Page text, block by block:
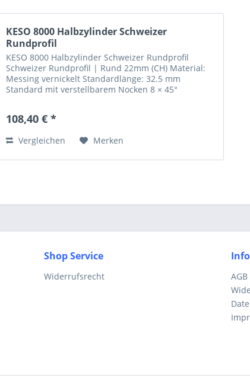
KESO 8000 Halbzylinder Schweizer
Rundprofil
KESO 8000 Halbzylinder Schweizer Rundprofil
Schweizer Rundprofil | Rund 22mm (CH) Material:
Messing vernickelt Standardlänge: 32.5 mm
Standard mit verstellbarem Nocken 8 × 45°
108,40 € *
Vergleichen Merken
Shop Service
Widerrufsrecht
AGB